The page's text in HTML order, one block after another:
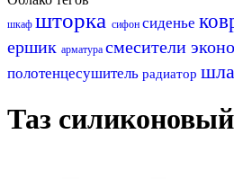
шкаф шторка сифон сиденье
ершик арматура смесители
полотенцесушитель радиатор
Таз